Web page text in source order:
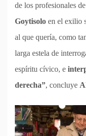
de los profesionales
Goytisolo en el exilio
al que quería, como
larga estela de
espíritu cívico, e
derecha”, concluye